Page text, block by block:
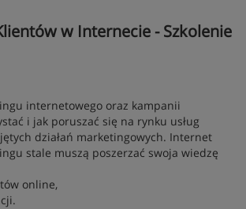
w Internecie - Szkolenie
internetowego oraz kampanii
i jak poruszać się na rynku usług
działań marketingowych. Internet
stale muszą poszerzać swoja wiedzę
online,